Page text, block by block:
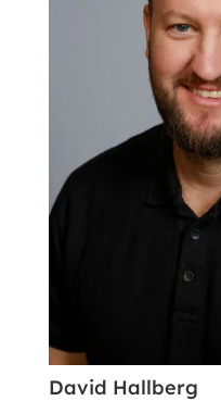
David Hallberg